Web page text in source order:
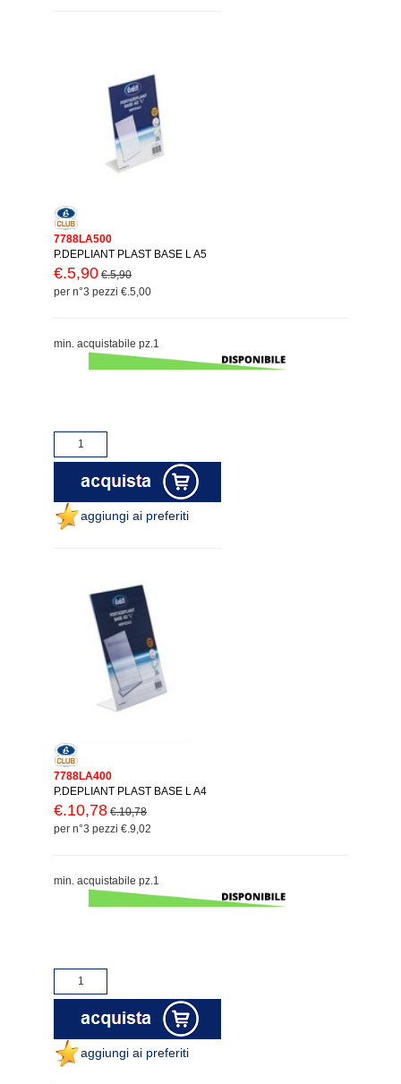
7788LA500
P.DEPLIANT PLAST BASE L A5
€.5,90 €.5,90
per n°3 pezzi €.5,00
min. acquistabile pz.1
aggiungi ai preferiti
7788LA400
P.DEPLIANT PLAST BASE L A4
€.10,78 €.10,78
per n°3 pezzi €.9,02
min. acquistabile pz.1
aggiungi ai preferiti